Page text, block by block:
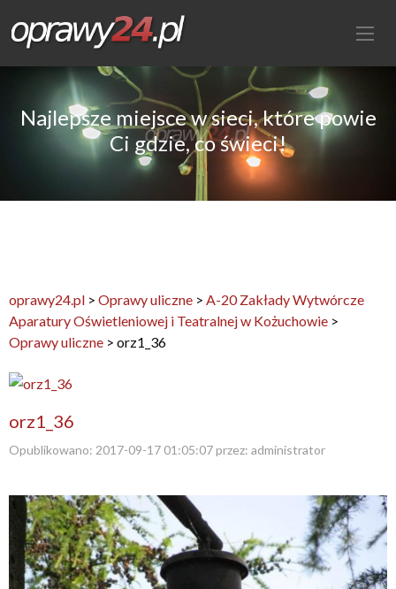
Najlepsze miejsce w sieci, które powie
Ci gdzie, co świeci!
oprawy24.pl > Oprawy uliczne > A-20 Zakłady Wytwórcze
Aparatury Oświetleniowej i Teatralnej w Kożuchowie >
Oprawy uliczne > orz1_36
orz1_36
Opublikowano: 2017-09-17 01:05:07przez: administrator